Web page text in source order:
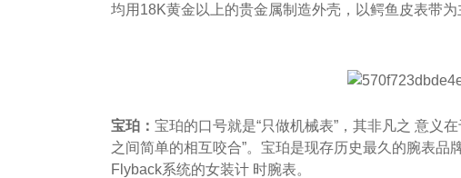
均用18K黄金以上的贵金属制造外壳，以鳄鱼皮表带
宝珀： 宝珀的口号就是“只做机械表”，其非凡之 意义
之间简单的相互咬合”。宝珀是现存历史最久的腕表品
Flyback系统的女装计 时腕表。